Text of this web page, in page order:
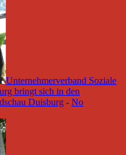
Unternehmerverband Soziale
bringt sich in den
Duisburg - No